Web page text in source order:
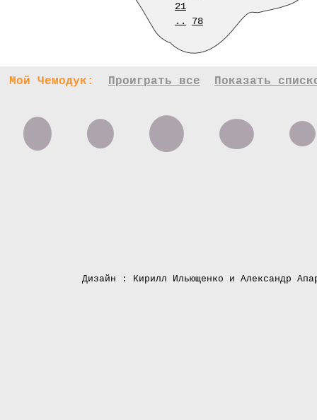
21
..
78
Мой Чемодук: Проиграть все Показать
Дизайн : Кирилл Ильющенко и Александр